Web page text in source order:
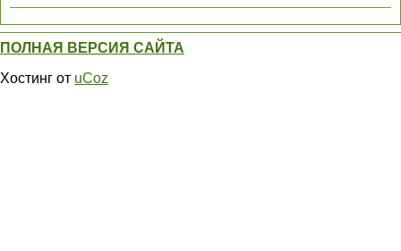
ПОЛНАЯ ВЕРСИЯ САЙТА
Хостинг от uCoz